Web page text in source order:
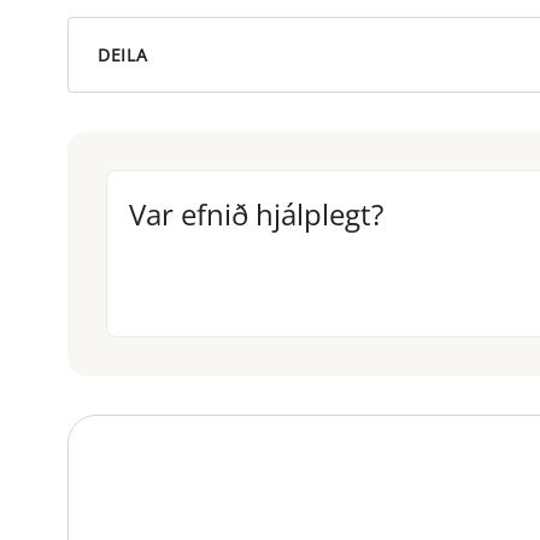
DEILA
Var efnið hjálplegt?
Var efnið hjálplegt?